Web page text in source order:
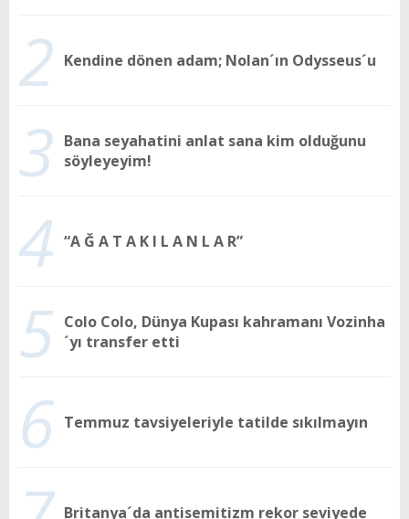
2 Kendine dönen adam; Nolan´ın Odysseus´u
3 Bana seyahatini anlat sana kim olduğunu
söyleyeyim!
4 “A Ğ A T A K I L A N L A R”
5 Colo Colo, Dünya Kupası kahramanı Vozinha
´yı transfer etti
6 Temmuz tavsiyeleriyle tatilde sıkılmayın
Britanya´da antisemitizm rekor seviyede